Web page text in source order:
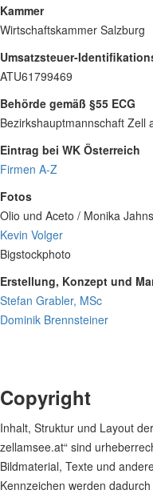
Kammer
Wirtschaftskammer Salzburg
Umsatzsteuer-
ATU61799469
Behörde gemäß §55 ECG
Bezirkshauptmannschaft Zell
Eintrag bei WK Österreich
Firmen A-Z
Fotos
Olio und Aceto / Monika Jahns
Kevin Volger
Bigstockphoto
Erstellung, Konzept und
Stefan Grabler, MSc
Dominik Brennsteiner
Copyright
Inhalt, Struktur und Layout
zellamsee.at“ sind
Bildmaterial, Texte und
Kennzeichen werden